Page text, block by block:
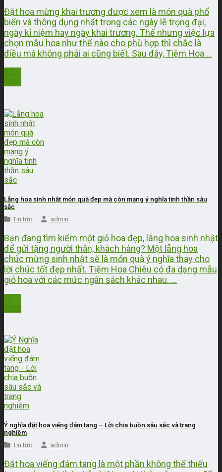
Đặt hoa mừng khai trương được xem là món quà phổ
biến và thông dụng nhất trong các ngày lễ trọng đại,
ngày kỉ niệm hay ngày khai trương. Thế nhưng việc lựa
chọn mẫu hoa như thế nào cho phù hợp thì chắc là
điều mà không phải ai cũng biết. Sau đây, Tiệm Hoa ...
Lẳng hoa sinh nhật món quà đẹp mà còn mang ý nghĩa tinh thần sâu
sắc
Tin tức
admin
Bạn đang tìm kiếm một giỏ hoa đẹp, lẵng hoa sinh nhật
để gửi tặng người thân, khách hàng? Một lẵng hoa
chúc mừng sinh nhật sẽ là món quà ý nghĩa thay cho
lời chúc tốt đẹp nhất. Tiệm Hoa Chiêu có đa dạng mẫu
giỏ hoa với các mức ngân sách khác nhau. ...
Ý nghĩa đặt hoa viếng đám tang – Lời chia buồn sâu sắc và trang
nghiêm
Tin tức
admin
Đặt hoa viếng đám tang là một phần không thể thiếu